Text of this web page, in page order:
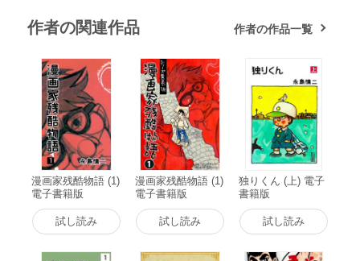
作者の関連作品 作者の作品一覧
漫画家残酷物語 (1)
電子書籍版
試し読み
漫画家残酷物語 (1)
電子書籍版
試し読み
独りくん (上) 電子
書籍版
試し読み